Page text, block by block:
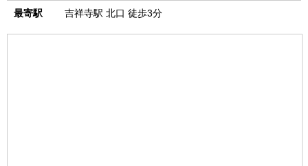
最寄駅 吉祥寺駅 北口 徒歩3分